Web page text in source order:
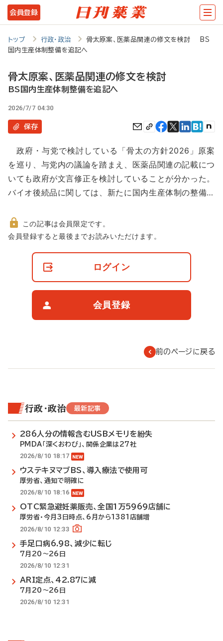
メ
イ
ツ
に
動
会員登録
トップ 行政・政治
骨太原案、医薬品関連の修文を検討 BS
国内生産体制整備を追記へ
骨太原案、医薬品関連の修文を検討
BS国内生産体制整備を追記へ
2026/7/7 04:30
保存
政府・与党で検討している「骨太の方針2026」原案
を巡り、与党内の議論を踏まえ、医薬品関連の記載につ
いても政府が文言修正を検討していることが分かった。
バイオ後続品に関しては、新たに国内生産体制の整備…
非
この記事は会員限定です。
会員登録すると最後までお読みいただけます。
ログイン
会員登録
前のページに戻る
行政・政治 最新記事
286人分の情報含むUSBメモリを紛失
PMDA「深くおわび」、関係企業は27社
2026/8/10 18:17
ウステキヌマブBS、導入療法で使用可
厚労省、通知で明確に
2026/8/10 18:16
OTC緊急避妊薬販売、全国1万5969店舗に
厚労省・今月3日時点、6月から1381店舗増
2026/8/10 12:33
手足口病6.98、減少に転じ
7月20～26日
2026/8/10 12:31
ARI定点、42.87に減
7月20～26日
2026/8/10 12:31